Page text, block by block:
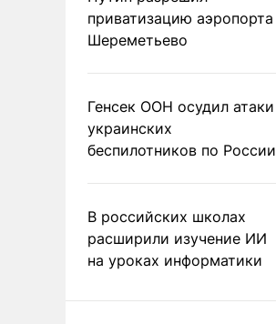
приватизацию аэропорта
Шереметьево
Генсек ООН осудил атаки
украинских
беспилотников по России
В российских школах
расширили изучение ИИ
на уроках информатики